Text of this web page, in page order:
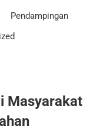
Pendampingan
Masyarakat